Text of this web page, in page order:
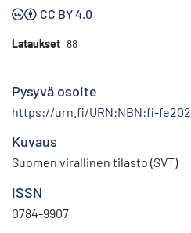
CC BY 4.0
Lataukset 88
Pysyvä osoite
https://urn.fi/URN:NBN:fi-
Kuvaus
Suomen virallinen tilasto (SVT)
ISSN
0784-9907